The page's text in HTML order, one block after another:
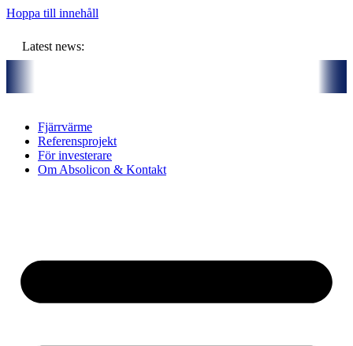
Hoppa till innehåll
Latest news:
Fjärrvärme
Referensprojekt
För investerare
Om Absolicon & Kontakt